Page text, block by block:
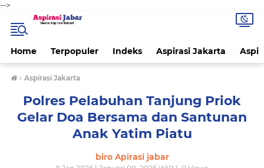
-->
Home Terpopuler Indeks Aspirasi Jakarta
› Aspirasi Jakarta
Polres Pelabuhan Tanjung Priok
Gelar Doa Bersama dan Santunan
Anak Yatim Piatu
biro Apirasi jabar